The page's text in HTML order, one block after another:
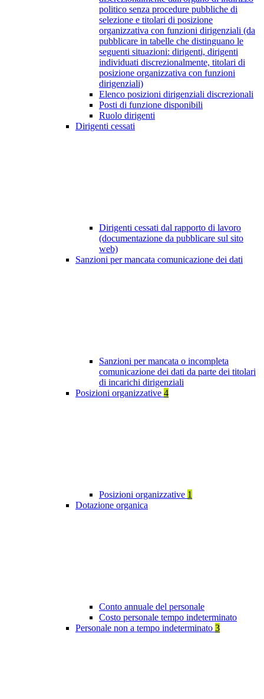
politico senza procedure pubbliche di
selezione e titolari di posizione
organizzativa con funzioni dirigenziali (da
pubblicare in tabelle che distinguano le
seguenti situazioni: dirigenti, dirigenti
individuati discrezionalmente, titolari di
posizione organizzativa con funzioni
dirigenziali)
Elenco posizioni dirigenziali discrezionali
Posti di funzione disponibili
Ruolo dirigenti
Dirigenti cessati
Dirigenti cessati dal rapporto di lavoro
(documentazione da pubblicare sul sito
web)
Sanzioni per mancata comunicazione dei dati
Sanzioni per mancata o incompleta
comunicazione dei dati da parte dei titolari
di incarichi dirigenziali
Posizioni organizzative 4
Posizioni organizzative 1
Dotazione organica
Conto annuale del personale
Costo personale tempo indeterminato
Personale non a tempo indeterminato 3